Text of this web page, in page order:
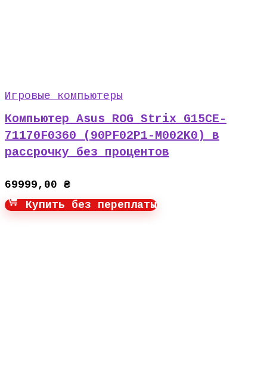
Игровые компьютеры
Компьютер Asus ROG Strix G15CE-
71170F0360 (90PF02P1-M002K0) в
рассрочку без процентов
69999,00 ₴
Купить без переплаты